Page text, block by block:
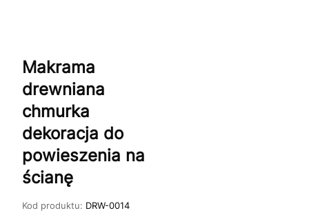
Makrama
drewniana
chmurka
dekoracja do
powieszenia na
ścianę
Kod produktu: DRW-0014